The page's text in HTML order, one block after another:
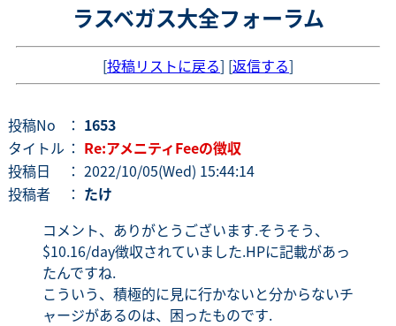
ラスベガス大全フォーラム
[投稿リストに戻る] [返信する]
投稿No ： 1653
タイトル ： Re:アメニティFeeの徴収
投稿日
： 2022/10/05(Wed) 15:44:14
投稿者
： たけ
コメント、ありがとうございます.そうそう、
$10.16/day徴収されていました.HPに記載があっ
たんですね.
こういう、積極的に見に行かないと分からないチ
ャージがあるのは、困ったものです.